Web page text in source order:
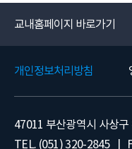
교내홈페이지 바로가기
개인정보처리방침
47011 부산광역시 사상
TEL. (051) 320-2845 |